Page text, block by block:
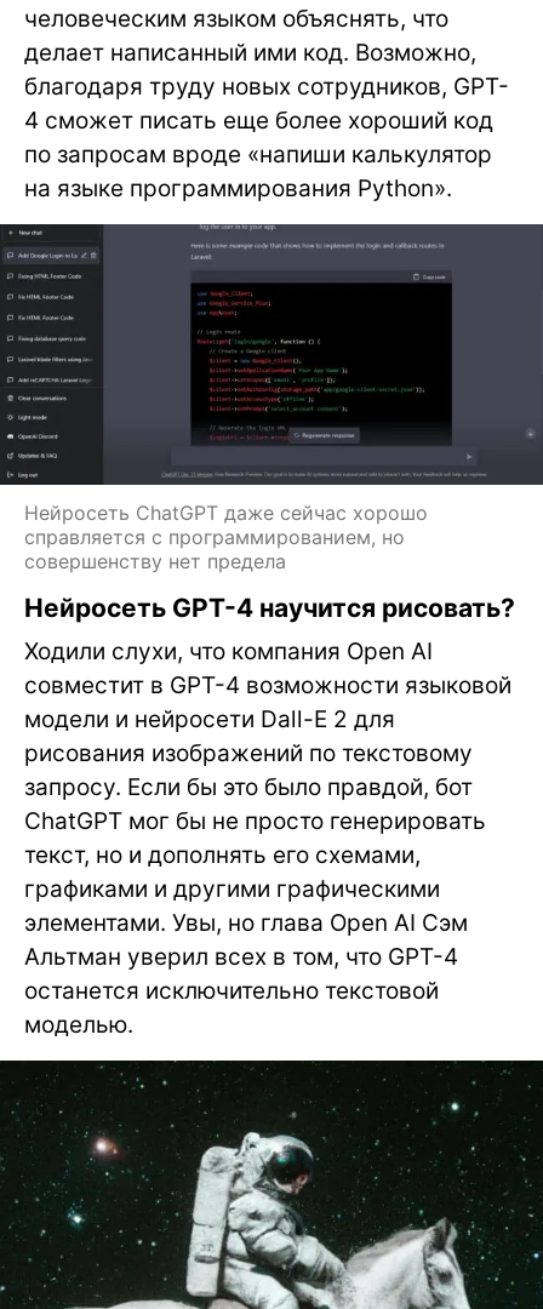
человеческим языком объяснять, что
делает написанный ими код. Возможно,
благодаря труду новых сотрудников, GPT-
4 сможет писать еще более хороший код
по запросам вроде «напиши калькулятор
на языке программирования Python».
Нейросеть ChatGPT даже сейчас хорошо
справляется с программированием, но
совершенству нет предела
Нейросеть GPT-4 научится рисовать?
Ходили слухи, что компания Open AI
совместит в GPT-4 возможности языковой
модели и нейросети Dall-E 2 для
рисования изображений по текстовому
запросу. Если бы это было правдой, бот
ChatGPT мог бы не просто генерировать
текст, но и дополнять его схемами,
графиками и другими графическими
элементами. Увы, но глава Open AI Сэм
Альтман уверил всех в том, что GPT-4
останется исключительно текстовой
моделью.